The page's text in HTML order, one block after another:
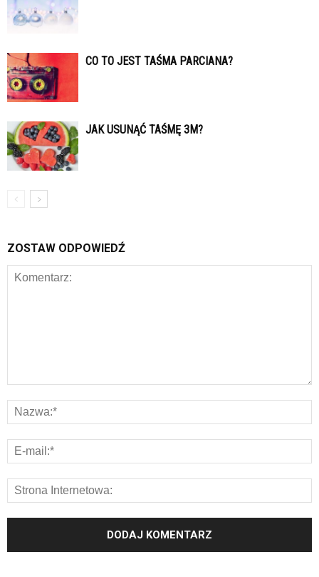
CO TO JEST TAŚMA PARCIANA?
JAK USUNĄĆ TAŚMĘ 3M?
ZOSTAW ODPOWIEDŹ